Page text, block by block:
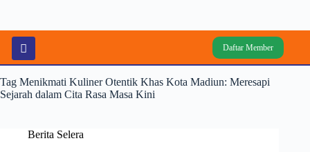
Daftar Member
Tag Menikmati Kuliner Otentik Khas Kota Madiun: Meresapi
Sejarah dalam Cita Rasa Masa Kini
Berita Selera